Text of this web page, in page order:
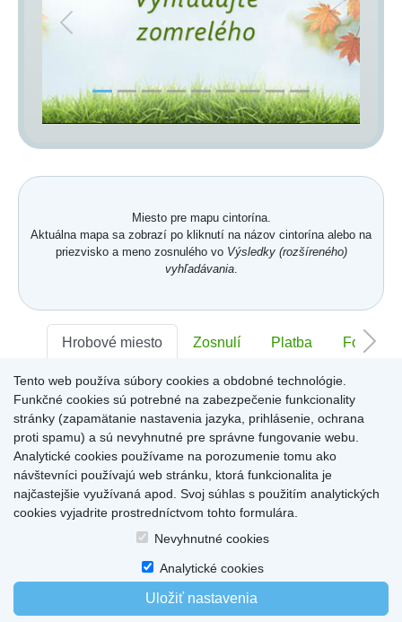
Previous Next
Miesto pre mapu cintorína.
Aktuálna mapa sa zobrazí po kliknutí na názov cintorína alebo na
priezvisko a meno zosnulého vo Výsledky (rozšíreného)
vyhľadávania.
Hrobové miesto Zosnulí Platba Foto
Sektor:- Rad:- Číslo:-
Miesto pre informácie o hrobovom mieste
Produkty a služby |Citáty|O cintorínoch|
Tento web používa súbory cookies a obdobné technológie.
Funkčné cookies sú potrebné na zabezpečenie funkcionality
stránky (zapamätanie nastavenia jazyka, prihlásenie, ochrana
proti spamu) a sú nevyhnutné pre správne fungovanie webu.
Analytické cookies používame na porozumenie tomu ako
návštevníci používajú web stránku, ktorá funkcionalita je
najčastejšie využívaná apod. Svoj súhlas s použitím analytických
cookies vyjadrite prostredníctvom tohto formulára.
Nevyhnutné cookies
Analytické cookies
Uložiť nastavenia